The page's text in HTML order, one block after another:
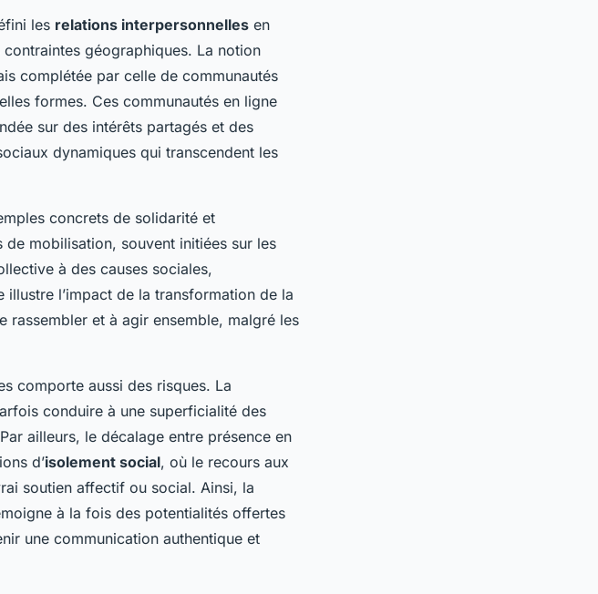
les relations interpersonnelles en
géographiques. La notion
complétée par celle de communautés
formes. Ces communautés en ligne
sur des intérêts partagés et des
dynamiques qui transcendent les
concrets de solidarité et
de mobilisation, souvent initiées sur les
à des causes sociales,
l’impact de la transformation de la
rassembler et à agir ensemble, malgré les
comporte aussi des risques. La
conduire à une superficialité des
ailleurs, le décalage entre présence en
d’isolement social, où le recours aux
soutien affectif ou social. Ainsi, la
à la fois des potentialités offertes
une communication authentique et